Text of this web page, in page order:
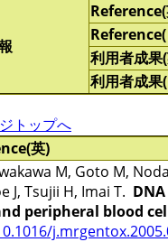
利用者成果
利用者成果
トップへ
英)
M, Goto M,
J, Tsujii H, Imai T.
peripheral blood